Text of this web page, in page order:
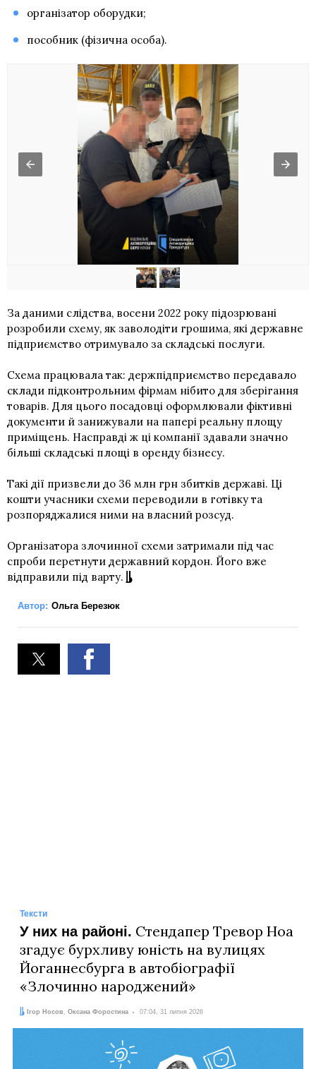
організатор оборудки;
пособник (фізична особа).
За даними слідства, восени 2022 року підозрювані
розробили схему, як заволодіти грошима, які державне
підприємство отримувало за складські послуги.
Схема працювала так: держпідприємство передавало
склади підконтрольним фірмам нібито для зберігання
товарів. Для цього посадовці оформлювали фіктивні
документи й занижували на папері реальну площу
приміщень. Насправді ж ці компанії здавали значно
більші складські площі в оренду бізнесу.
Такі дії призвели до 36 млн грн збитків державі. Ці
кошти учасники схеми переводили в готівку та
розпоряджалися ними на власний розсуд.
Організатора злочинної схеми затримали під час
спроби перетнути державний кордон. Його вже
відправили під варту.
Автор: Ольга Березюк